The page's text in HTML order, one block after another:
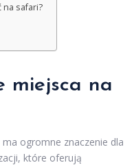
safari?
miejsca na
ogromne znaczenie dla
które oferują